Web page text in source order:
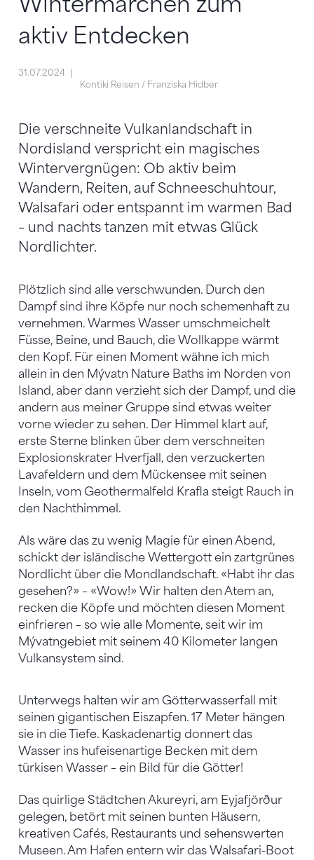
aktiv Entdecken
31.07.2024
Kontiki Reisen / Franziska Hidber
Die verschneite Vulkanlandschaft in
Nordisland verspricht ein magisches
Wintervergnügen: Ob aktiv beim
Wandern, Reiten, auf Schneeschuhtour,
Walsafari oder entspannt im warmen Bad
– und nachts tanzen mit etwas Glück
Nordlichter.
Plötzlich sind alle verschwunden. Durch den
Dampf sind ihre Köpfe nur noch schemenhaft zu
vernehmen. Warmes Wasser umschmeichelt
Füsse, Beine, und Bauch, die Wollkappe wärmt
den Kopf. Für einen Moment wähne ich mich
allein in den Mývatn Nature Baths im Norden von
Island, aber dann verzieht sich der Dampf, und die
andern aus meiner Gruppe sind etwas weiter
vorne wieder zu sehen. Der Himmel klart auf,
erste Sterne blinken über dem verschneiten
Explosionskrater Hverfjall, den verzuckerten
Lavafeldern und dem Mückensee mit seinen
Inseln, vom Geothermalfeld Krafla steigt Rauch in
den Nachthimmel.
Als wäre das zu wenig Magie für einen Abend,
schickt der isländische Wettergott ein zartgrünes
Nordlicht über die Mondlandschaft. «Habt ihr das
gesehen?» – «Wow!» Wir halten den Atem an,
recken die Köpfe und möchten diesen Moment
einfrieren – so wie alle Momente, seit wir im
Mývatngebiet mit seinem 40 Kilometer langen
Vulkansystem sind.
Unterwegs halten wir am Götterwasserfall mit
seinen gigantischen Eiszapfen. 17 Meter hängen
sie in die Tiefe. Kaskadenartig donnert das
Wasser ins hufeisenartige Becken mit dem
türkisen Wasser – ein Bild für die Götter!
Das quirlige Städtchen Akureyri, am Eyjafjörður
gelegen, betört mit seinen bunten Häusern,
kreativen Cafés, Restaurants und sehenswerten
Museen. Am Hafen entern wir das Walsafari-Boot